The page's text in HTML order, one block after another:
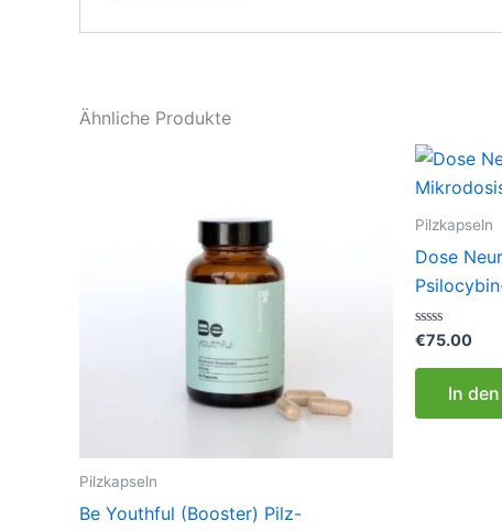
Ähnliche Produkte
Pilzkapseln
Be Youthful (Booster) Pilz-
Pilzkapseln
Dose
Bewertet
0
€75.00
In